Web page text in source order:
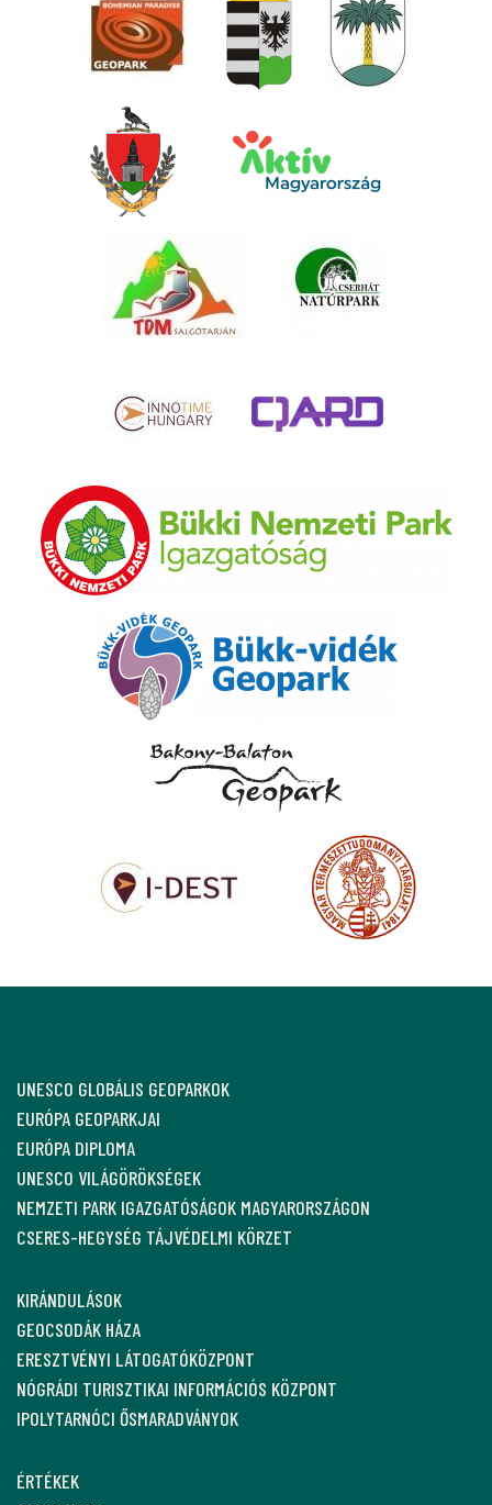
UNESCO GLOBÁLIS GEOPARKOK
EURÓPA GEOPARKJAI
EURÓPA DIPLOMA
UNESCO VILÁGÖRÖKSÉGEK
NEMZETI PARK IGAZGATÓSÁGOK MAGYARORSZÁGON
CSERES-HEGYSÉG TÁJVÉDELMI KÖRZET
KIRÁNDULÁSOK
GEOCSODÁK HÁZA
ERESZTVÉNYI LÁTOGATÓKÖZPONT
NÓGRÁDI TURISZTIKAI INFORMÁCIÓS KÖZPONT
IPOLYTARNÓCI ŐSMARADVÁNYOK
ÉRTÉKEK